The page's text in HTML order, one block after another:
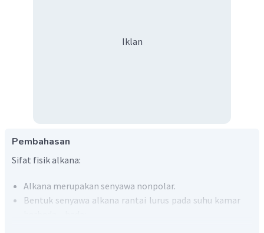
Iklan
Pembahasan
Sifat fisik alkana:
Alkana merupakan senyawa nonpolar.
Bentuk senyawa alkana rantai lurus pada suhu kamar